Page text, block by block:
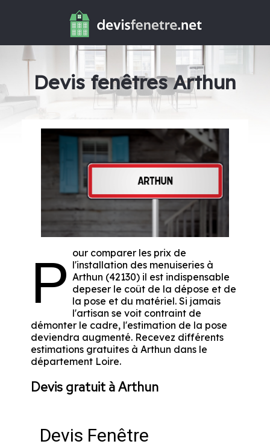
Devis fenêtres Arthun
P our comparer les prix de
l'installation des menuiseries à
Arthun (42130) il est indispensable
depeser le coût de la dépose et de
la pose et du matériel. Si jamais
l'artisan se voit contraint de
démonter le cadre, l'estimation de la pose
deviendra augmenté. Recevez différents
estimations gratuites à Arthun dans le
département Loire.
Devis gratuit à Arthun
Devis Fenêtre